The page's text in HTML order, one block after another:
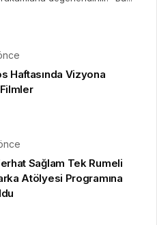
Haftasında Vizyona
Sağlam Tek Rumeli
Atölyesi Programına